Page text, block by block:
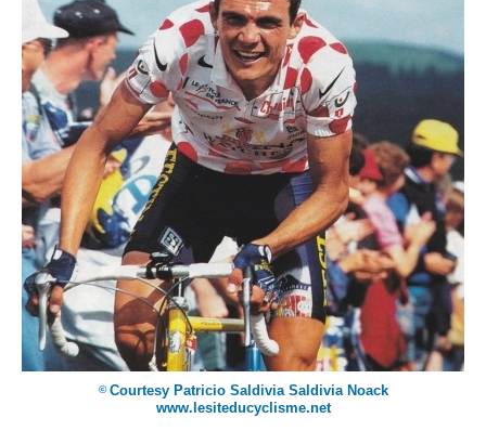
© Courtesy Patricio Saldivia Saldivia Noack
www.lesiteducyclisme.net